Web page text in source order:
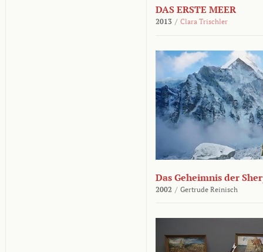
DAS ERSTE MEER
2013 / Clara Trischler
Das Geheimnis der
2002 / Gertrude Reinisch